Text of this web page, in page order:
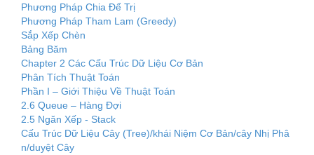
Phương Pháp Chia Để Trị
Phương Pháp Tham Lam (Greedy)
Sắp Xếp Chèn
Bảng Băm
Chapter 2 Các Cấu Trúc Dữ Liệu Cơ Bản
Phân Tích Thuật Toán
Phần I – Giới Thiệu Về Thuật Toán
2.6 Queue – Hàng Đợi
2.5 Ngăn Xếp ‐ Stack
Cấu Trúc Dữ Liệu Cây (Tree)/khái Niệm Cơ Bản/cây Nhị Phâ
n/duyệt Cây